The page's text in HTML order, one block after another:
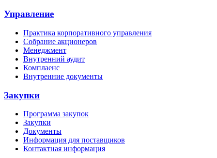
Управление
Практика корпоративного управления
Собрание акционеров
Менеджмент
Внутренний аудит
Комплаенс
Внутренние документы
Закупки
Программа закупок
Закупки
Документы
Информация для поставщиков
Контактная информация